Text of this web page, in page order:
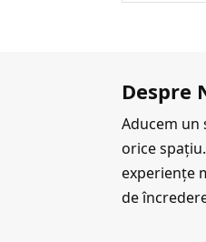
Despre
Aducem un
orice
experiențe
de